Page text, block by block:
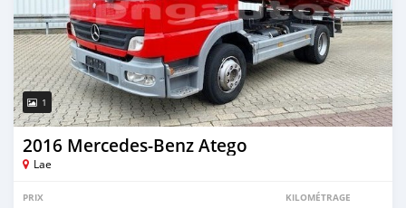
1
2016 Mercedes‒Benz Atego
Lae
PRIX KILOMÉTRAGE